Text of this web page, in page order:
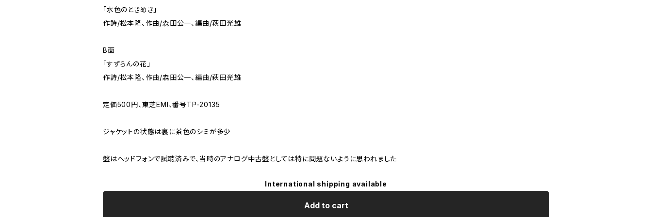
「水色のときめき」
作詩/松本隆、作曲/森田公一、編曲/萩田光雄
B面
「すずらんの花」
作詩/松本隆、作曲/森田公一、編曲/萩田光雄
定価500円、東芝EMI、番号TP-20135
ジャケットの状態は裏に茶色のシミが多少
盤はヘッドフォンで試聴済みで、当時のアナログ中古盤としては特に問題ないように思われました
International shipping available
Add to cart